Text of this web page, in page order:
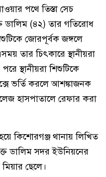
পথে তিস্তা সেচ
ডালিম (৪২) তার গতিরোধ
জোরপূর্বক জঙ্গলে
তার চিৎকারে স্থানীয়রা
স্থানীয়রা শিশুটিকে
ভর্তি করলে আশঙ্কাজনক
হাসপাতালে রেফার করা
কিশোরগঞ্জ থানায় লিখিত
ডালিম সদর ইউনিয়নের
ছেলে।